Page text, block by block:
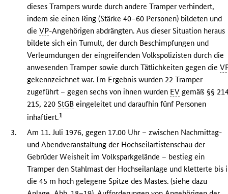
dieses Trampers wurde durch andere Tramper verhindert,
indem sie einen Ring (Stärke 40–60 Personen) bildeten und
dieVP-Angehörigen abdrängten. Aus dieser Situation heraus
bildete sich ein Tumult, der durch Beschimpfungen und
Verleumdungen der eingreifenden Volkspolizisten durch die
anwesenden Tramper sowie durch Tätlichkeiten gegen die
gekennzeichnet war. Im Ergebnis wurden 22 Tramper
zugeführt – gegen sechs von ihnen wurden EV gemäß §§
215, 220StGB eingeleitet und daraufhin fünf Personen
inhaftiert.1
3.
Am 11. Juli 1976, gegen 17.00 Uhr – zwischen Nachmittag-
und Abendveranstaltung der Hochseilartistenschau der
Gebrüder Weisheit im Volksparkgelände – bestieg ein
Tramper den Stahlmast der Hochseilanlage und kletterte bis
die 45 m hoch gelegene Spitze des Mastes. (siehe dazu